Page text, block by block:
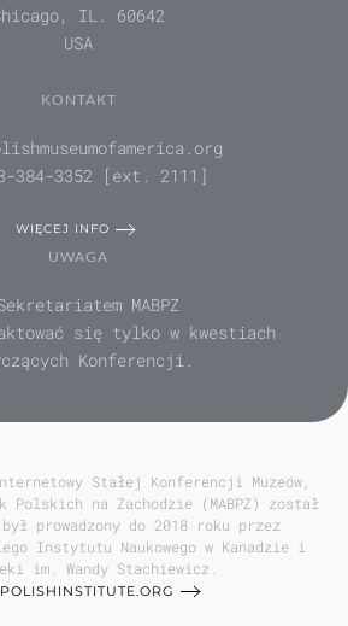
IL. 60642
USA
KONTAKT
384-3352 [ext. 2111]
WIĘCEJ INFO
UWAGA
MABPZ
się tylko w kwestiach
Konferencji.
Stałej Konferencji Muzeów,
na Zachodzie (MABPZ) został
prowadzony do 2018 roku przez
Instytutu Naukowego w Kanadzie i
im. Wandy Stachiewicz.